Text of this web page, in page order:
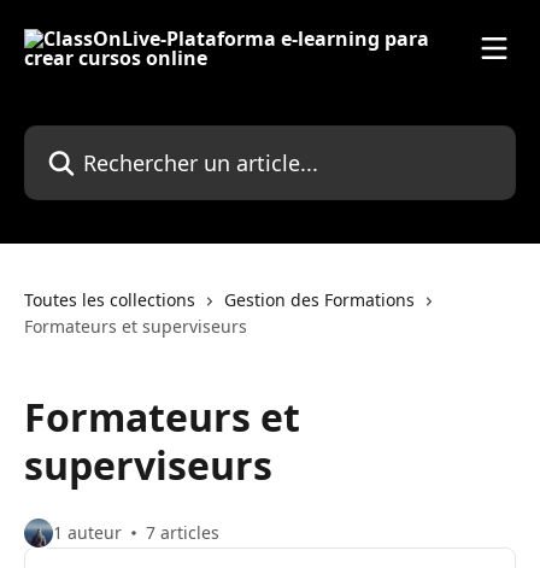
Rechercher un article...
Toutes les collections
Gestion des Formations
Formateurs et superviseurs
Formateurs et
superviseurs
1 auteur 7 articles